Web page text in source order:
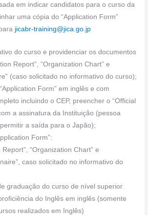
em indicar candidatos para o curso da
uma cópia do “Application Form”
jicabr-training@jica.go.jp
do curso e providenciar os documentos
Report”, “Organization Chart” e
(caso solicitado no informativo do curso);
Form” em inglês e com
incluindo o CEP, preencher o “Official
a assinatura da Instituição (pessoa
a saída para o Japão);
Form”:
Report”, “Organization Chart” e
caso solicitado no informativo do
graduação do curso de nível superior
do Inglês em inglês (somente
realizados em Inglês)